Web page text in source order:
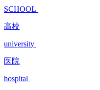
SCHOOL
高校
university
医院
hospital